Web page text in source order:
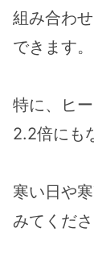
組み合わ
できます。
特に、ヒ
2.2倍にも
寒い日や
みてくださ